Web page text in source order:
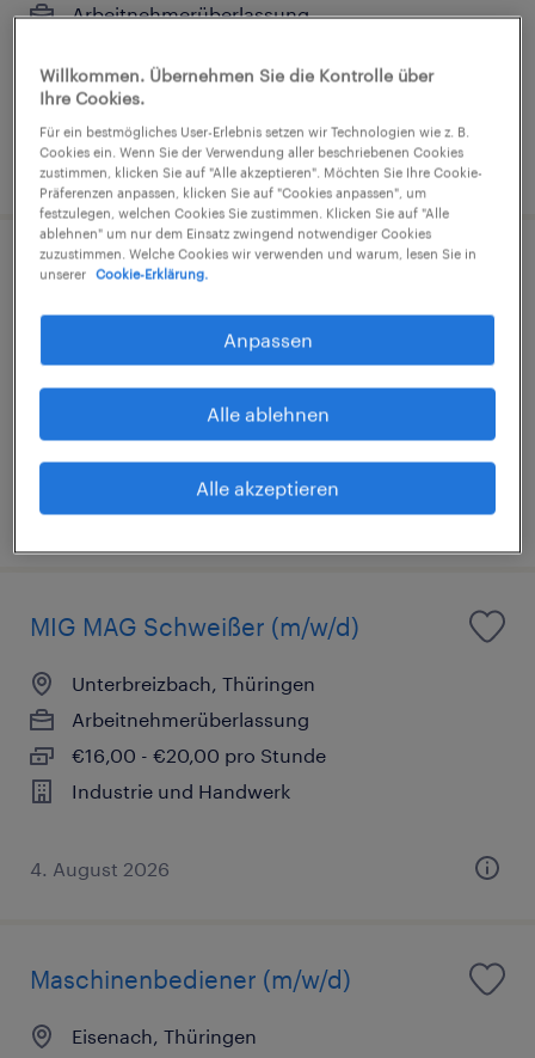
Arbeitnehmerüberlassung
Industrie und Handwerk
4. August 2026
Montierer (m/w/d)
Arbeitnehmerüberlassung
€15,00 - €16,00 pro Stunde
Industrie und Handwerk
4. August 2026
MIG MAG Schweißer (m/w/d)
Unterbreizbach, Thüringen
Arbeitnehmerüberlassung
€16,00 - €20,00 pro Stunde
Industrie und Handwerk
4. August 2026
Maschinenbediener (m/w/d)
Eisenach, Thüringen
Willkommen. Übernehmen Sie die Kontrolle über
Ihre Cookies.
Für ein bestmögliches User-Erlebnis setzen wir Technologien wie z. B.
Cookies ein. Wenn Sie der Verwendung aller beschriebenen Cookies
zustimmen, klicken Sie auf "Alle akzeptieren". Möchten Sie Ihre Cookie-
Präferenzen anpassen, klicken Sie auf "Cookies anpassen", um
festzulegen, welchen Cookies Sie zustimmen. Klicken Sie auf "Alle
ablehnen" um nur dem Einsatz zwingend notwendiger Cookies
zuzustimmen. Welche Cookies wir verwenden und warum, lesen Sie in
unserer
Cookie-Erklärung.
Anpassen
Alle ablehnen
Alle akzeptieren